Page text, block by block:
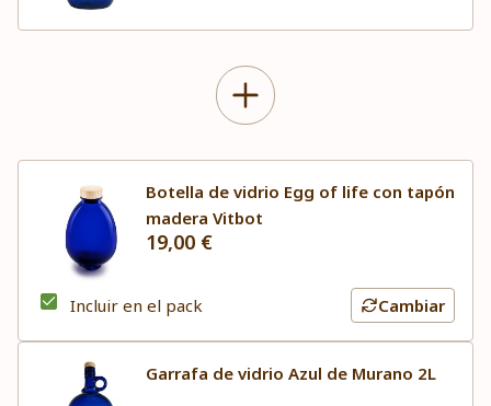
Botella de vidrio Egg of life con tapón
madera Vitbot
19,00 €
Incluir en el pack Cambiar
Garrafa de vidrio Azul de Murano 2L